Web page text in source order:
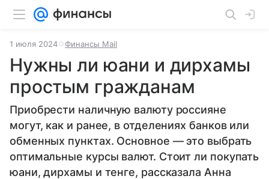
1 июля 2024 Финансы Mail
Нужны ли юани и дирхамы
простым гражданам
Приобрести наличную валюту россияне
могут, как и ранее, в отделениях банков или
обменных пунктах. Основное — это выбрать
оптимальные курсы валют. Стоит ли покупать
юани, дирхамы и тенге, рассказала Анна